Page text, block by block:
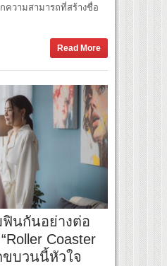
ความสามารถที่สร้างชื่อ
Read More
ฟินกันอย่างต่อ
Coaster
ขบวนนี้หัวใจ